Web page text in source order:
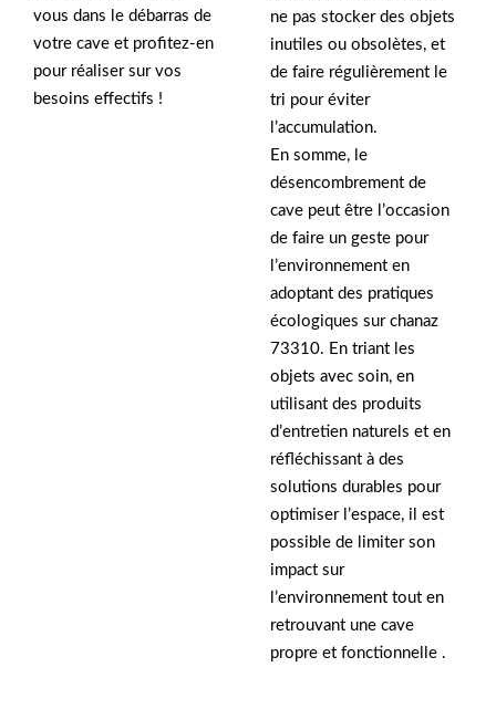
vous dans le débarras de
votre cave et profitez-en
pour réaliser sur vos
besoins effectifs !
ne pas stocker des objets
inutiles ou obsolètes, et
de faire régulièrement le
tri pour éviter
l’accumulation.
En somme, le
désencombrement de
cave peut être l’occasion
de faire un geste pour
l’environnement en
adoptant des pratiques
écologiques sur chanaz
73310. En triant les
objets avec soin, en
utilisant des produits
d’entretien naturels et en
réfléchissant à des
solutions durables pour
optimiser l’espace, il est
possible de limiter son
impact sur
l’environnement tout en
retrouvant une cave
propre et fonctionnelle .